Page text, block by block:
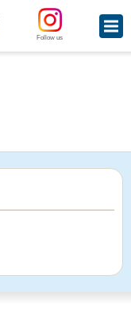
Follow us